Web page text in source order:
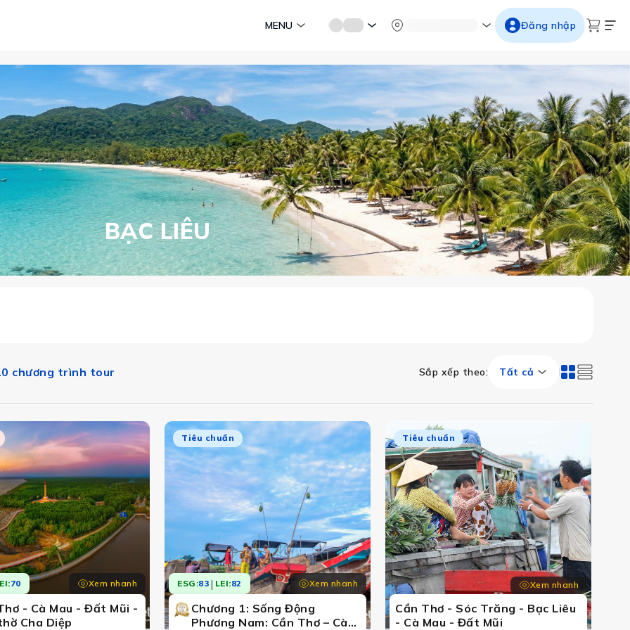
MENU Đăng nhập
visa
Vietravel MICE
Vietravel Loyalty
Hành trình Caravan
BẠC LIÊU
chương trình tour Sắp xếp theo: Tất cả
70 Xem nhanh
- Cà Mau - Đất Mũi -
Cha Diệp
Tiêu chuẩn
ESG:83 | LEI:82 Xem nhanh
Chương 1: Sống Động
Phương Nam: Cần Thơ – Cà
Tiêu chuẩn
Xem nhanh
Cần Thơ - Sóc Trăng - Bạc Liêu
- Cà Mau - Đất Mũi
Từ cố đô đến thành thăng longNgắm hoa